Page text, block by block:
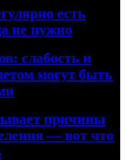
есть
не нужно
слабость и
могут быть
причины
— вот что